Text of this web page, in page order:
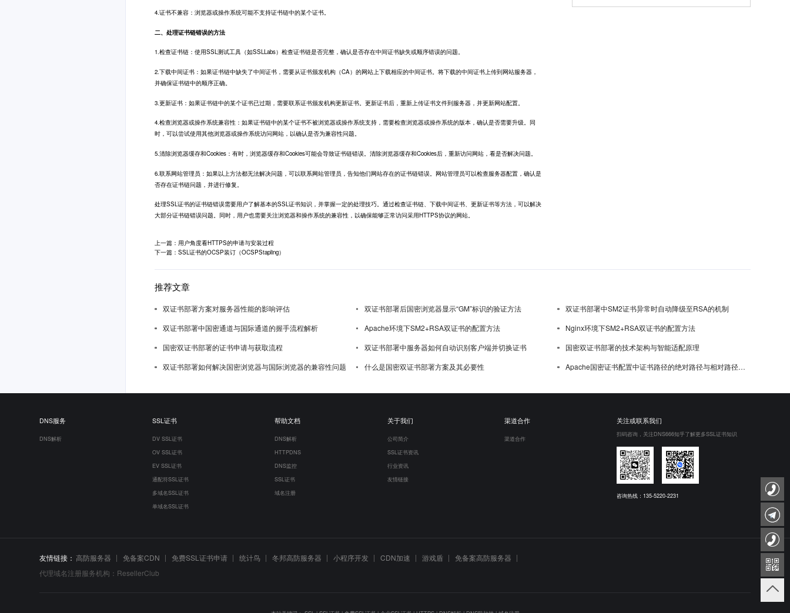
4.证书不兼容：浏览器或操作系统可能不支持证书链中的某个证书。
二、处理证书链错误的方法
1.检查证书链：使用SSL测试工具（如SSLLabs）检查证书链是否完整，确认是否存在中间证书缺失或顺序错误的问题。
2.下载中间证书：如果证书链中缺失了中间证书，需要从证书颁发机构（CA）的网站上下载相应的中间证书。将下载的中间证书上传到网站服务器，
并确保证书链中的顺序正确。
3.更新证书：如果证书链中的某个证书已过期，需要联系证书颁发机构更新证书。更新证书后，重新上传证书文件到服务器，并更新网站配置。
4.检查浏览器或操作系统兼容性：如果证书链中的某个证书不被浏览器或操作系统支持，需要检查浏览器或操作系统的版本，确认是否需要升级。同
时，可以尝试使用其他浏览器或操作系统访问网站，以确认是否为兼容性问题。
5.清除浏览器缓存和Cookies：有时，浏览器缓存和Cookies可能会导致证书链错误。清除浏览器缓存和Cookies后，重新访问网站，看是否解决问题。
6.联系网站管理员：如果以上方法都无法解决问题，可以联系网站管理员，告知他们网站存在的证书链错误。网站管理员可以检查服务器配置，确认是
否存在证书链问题，并进行修复。
处理SSL证书的证书链错误需要用户了解基本的SSL证书知识，并掌握一定的处理技巧。通过检查证书链、下载中间证书、更新证书等方法，可以解决
大部分证书链错误问题。同时，用户也需要关注浏览器和操作系统的兼容性，以确保能够正常访问采用HTTPS协议的网站。
上一篇：用户角度看HTTPS的申请与安装过程
下一篇：SSL证书的OCSP装订（OCSPStapling）
推荐文章
双证书部署方案对服务器性能的影响评估 双证书部署后国密浏览器显示“GM”标识的验证方法
双证书部署中SM2证书异常时自动降级至RSA的机制
双证书部署中国密通道与国际通道的握手流程解析
Apache环境下SM2+RSA双证书的配置方法
Nginx环境下SM2+RSA双证书的配置方法
国密双证书部署的证书申请与获取流程
双证书部署中服务器如何自动识别客户端并切换证书
国密双证书部署的技术架构与智能适配原理
双证书部署如何解决国密浏览器与国际浏览器的兼容性问题
什么是国密双证书部署方案及其必要性 Apache国密证书配置中证书路径的绝对路径与相对路径选择
DNS服务
DNS解析
SSL证书
DV SSL证书
OV SSL证书
EV SSL证书
通配符SSL证书
多域名SSL证书
单域名SSL证书
帮助文档
DNS解析
HTTPDNS
DNS监控
SSL证书
域名注册
关于我们
公司简介
SSL证书资讯
行业资讯
友情链接
渠道合作
渠道合作
关注或联系我们
扫码咨询，关注DNS666知乎了解更多SSL证书知识
咨询热线：135-5220-2231
友情链接： 高防服务器 免备案CDN 免费SSL证书申请 统计鸟 冬邦高防服务器 小程序开发 CDN加速 游戏盾
免备案高防服务器
代理域名注册服务机构：ResellerClub